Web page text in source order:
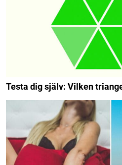
Testa dig själv: Vilken